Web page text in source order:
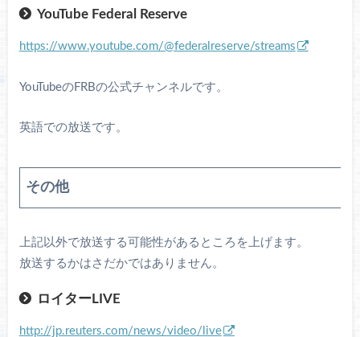
YouTube Federal Reserve
https://www.youtube.com/@federalreserve/streams
YouTubeのFRBの公式チャンネルです。
英語での放送です。
その他
上記以外で放送する可能性があるところを上げます。
放送するかはさだかではありません。
ロイターLIVE
http://jp.reuters.com/news/video/live